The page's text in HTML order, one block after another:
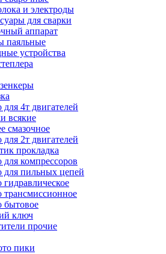
и электроды
для сварки
аппарат
паяльные
устройства
4т двигателей
всякие
смазочное
2т двигателей
прокладка
компрессоров
для пильных цепей
трансмиссионное
бытовое
ключ
прочие
пики